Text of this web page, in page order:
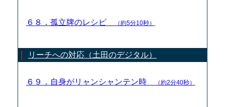
６８．孤立牌のレシピ （約5分10秒）
リーチへの対応（土田のデジタル）
６９．自身がリャンシャンテン時 （約2分40秒）